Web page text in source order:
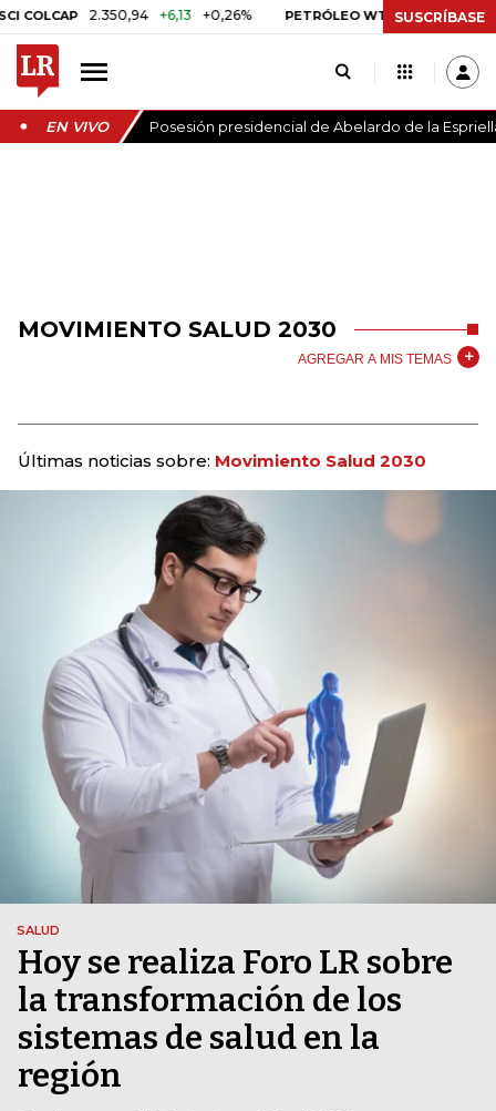
2.350,94 +6,13 +0,26% PETRÓLEO WTI US$ 78,01 US$
SUSCRÍBASE
EN VIVO Posesión presidencial de Abelardo de la
MOVIMIENTO SALUD 2030
AGREGAR A MIS TEMAS
Últimas noticias sobre: Movimiento Salud 2030
SALUD
Hoy se realiza Foro LR sobre
la transformación de los
sistemas de salud en la
región